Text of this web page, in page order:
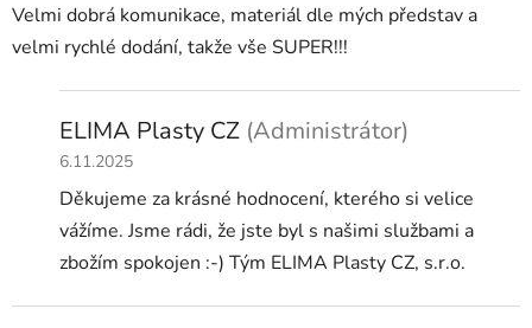
Velmi dobrá komunikace, materiál dle mých představ a
velmi rychlé dodání, takže vše SUPER!!!
ELIMA Plasty CZ (Administrátor)
6.11.2025
Děkujeme za krásné hodnocení, kterého si velice
vážíme. Jsme rádi, že jste byl s našimi službami a
zbožím spokojen :-) Tým ELIMA Plasty CZ, s.r.o.